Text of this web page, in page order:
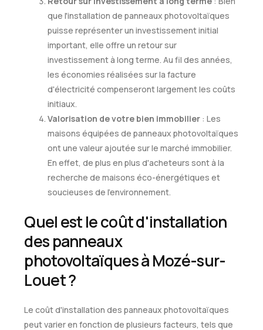
que l'installation de panneaux photovoltaïques
puisse représenter un investissement initial
important, elle offre un retour sur
investissement à long terme. Au fil des années,
les économies réalisées sur la facture
d'électricité compenseront largement les coûts
initiaux.
Valorisation de votre bien immobilier : Les
maisons équipées de panneaux photovoltaïques
ont une valeur ajoutée sur le marché immobilier.
En effet, de plus en plus d'acheteurs sont à la
recherche de maisons éco-énergétiques et
soucieuses de l'environnement.
Quel est le coût d'installation
des panneaux
photovoltaïques à Mozé-sur-
Louet ?
Le coût d'installation des panneaux photovoltaïques
peut varier en fonction de plusieurs facteurs, tels que